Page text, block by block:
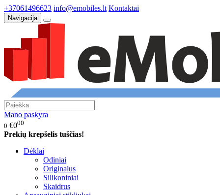
+37061496623 info@emobiles.lt Kontaktai
Navigacija
Mano paskyra
0 €000
Prekių krepšelis tuščias!
Dėklai
Odiniai
Originalus
Silikoniniai
Skaidrus